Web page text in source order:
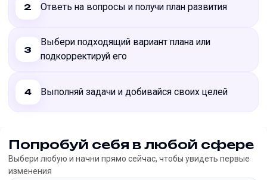
2 Ответь на вопросы и получи план развития
3
Выбери подходящий вариант плана или
подкорректируй его
4 Выполняй задачи и добивайся своих целей
Попробуй себя в любой сфере
Выбери любую и начни прямо сейчас, чтобы увидеть первые
изменения